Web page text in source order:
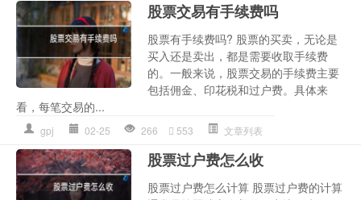
股票交易有手续费吗
股票有手续费吗? 股票的买卖，无论是
买入还是卖出，都是需要收取手续费
的。一般来说，股票交易的手续费主要
包括佣金、印花税和过户费。具体来
看，每笔交易的...
gpj 02-25 266 553 文章列表
股票过户费怎么收
股票过户费怎么计算 股票过户费的计算